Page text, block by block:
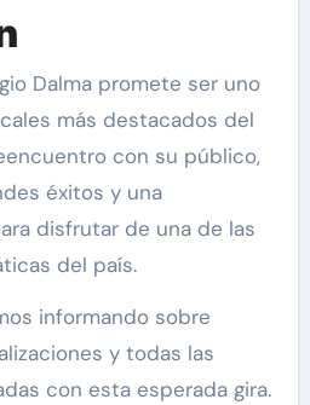
Dalma promete ser uno
más destacados del
con su público,
éxitos y una
disfrutar de una de las
del país.
informando sobre
y todas las
con esta esperada gira.